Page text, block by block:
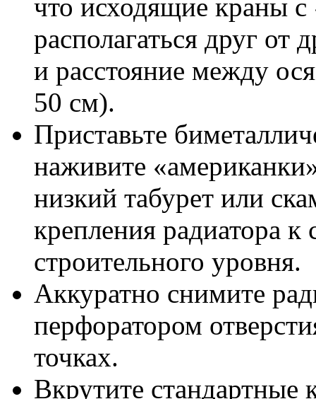
что исходящие краны
располагаться друг от
и расстояние между
50 см).
Приставьте
наживите
низкий табурет или
крепления радиатора
строительного уровня.
Аккуратно снимите
перфоратором
точках.
Вкрутите